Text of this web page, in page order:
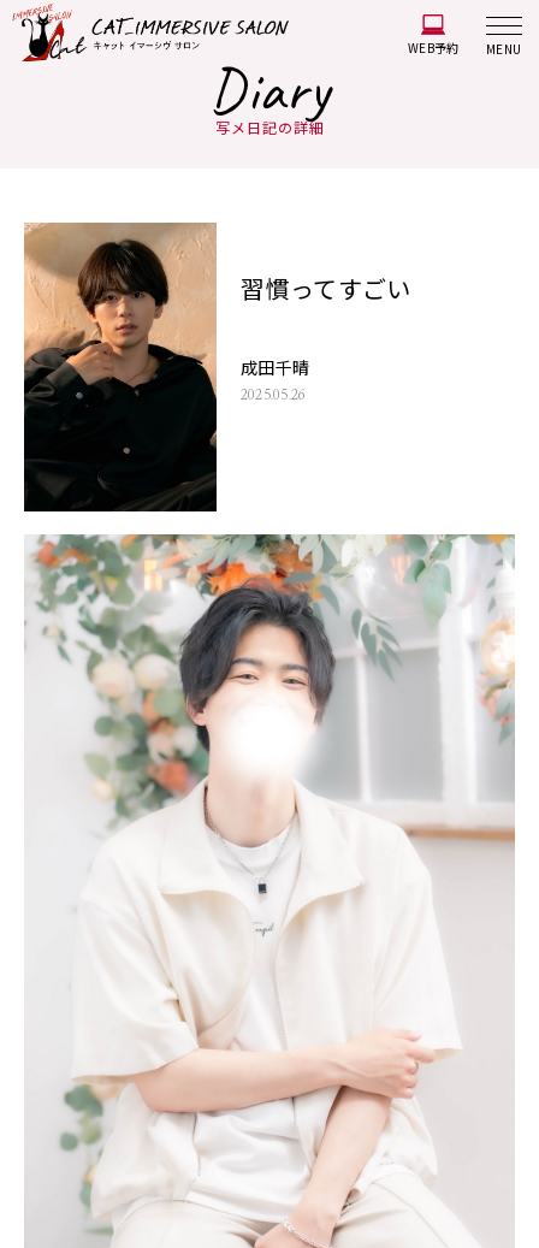
WEB予約 MENU
Diary
写メ日記の詳細
習慣ってすごい
成田千晴
2025.05.26